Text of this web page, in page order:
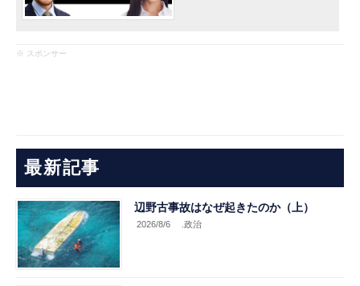
※ スポンサー
最新記事
辺野古事故はなぜ起きたのか（上）
2026/8/6 .政治